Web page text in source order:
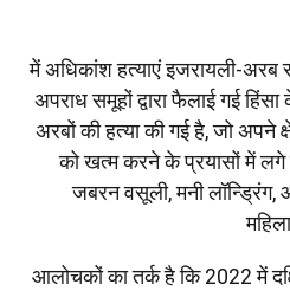
2026 में अधिकांश हत्याएं इजरायली-
अपराध समूहों द्वारा फैलाई गई
अरबों की हत्या की गई है, जो अपने
को खत्म करने के प्रयासों में
जबरन वसूली, मनी लॉन्ड्रिंग,
आलोचकों का तर्क है कि 2022 में